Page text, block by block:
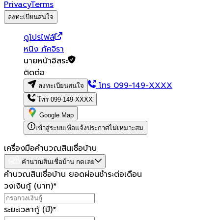
PrivacyTerms
ลงทะเบียนสนใจ
ดูโปรไฟล์
หนิง ภัคจิรา
นายหน้าอิสระ
ติดต่อ
ลงทะเบียนสนใจ โทร099-149-XXXX
โทร 099-149-XXXX
Google Map
เข้าสู่ระบบเพื่อแจ้งประกาศไม่เหมาะสม
เครื่องมือคำนวณสินเชื่อบ้าน
คำนวณสินเชื่อบ้าน กดเลย
คำนวณสินเชื่อบ้าน ยอดผ่อนชำระต่อเดือน
วงเงินกู้ (บาท)*
ระยะเวลากู้ (ปี)*